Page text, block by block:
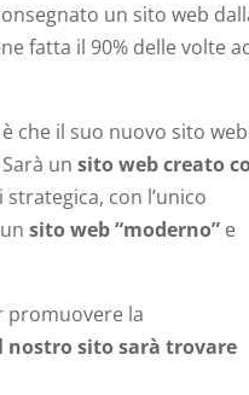
un sito web
fatta il 90% delle volte
che il suo nuovo sito
Sarà unsito web creato
con l’unico
unsito web “moderno” e
promuovere la
nostro sito sarà trovare